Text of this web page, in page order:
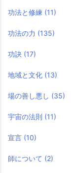
功法と修練 (11)
功法の力 (135)
功訣 (17)
地域と文化 (13)
場の善し悪し (35)
宇宙の法則 (11)
宣言 (10)
師について (2)